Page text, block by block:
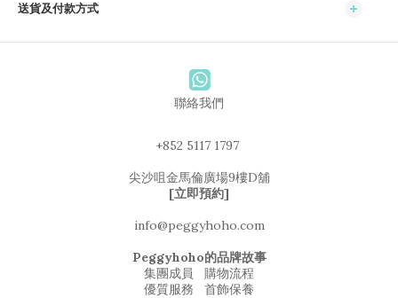
送貨及付款方式
聯絡我們
+852 5117 1797
尖沙咀金馬倫廣場9樓D舖
[立即預約]
info@peggyhoho.com
Peggyhoho的品牌故事
集團成員
購物流程
優質服務
首飾保養